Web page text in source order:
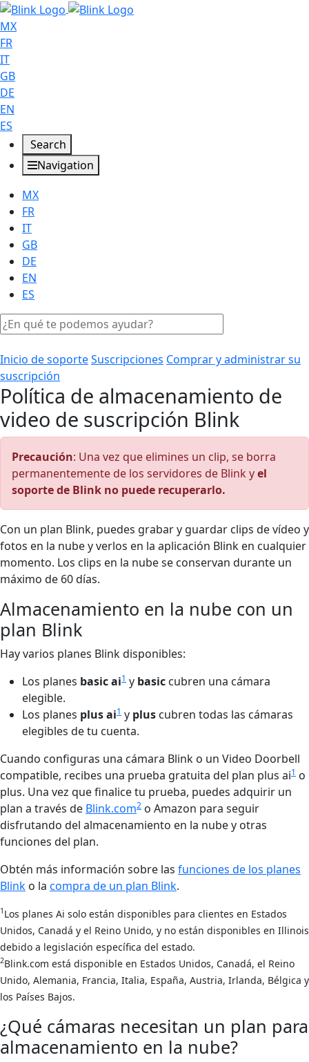
MX
FR
IT
GB
DE
EN
ES
Search
Navigation
MX
FR
IT
GB
DE
EN
ES
Inicio de soporteSuscripciones Comprar y administrar su
suscripción
Política de almacenamiento de
video de suscripción Blink
Precaución: Una vez que elimines un clip, se borra
permanentemente de los servidores de Blink yel
soporte de Blink no puede recuperarlo.
Con un plan Blink, puedes grabar y guardar clips de vídeo y
fotos en la nube y verlos en la aplicación Blink en cualquier
momento. Los clips en la nube se conservan durante un
máximo de 60 días.
Almacenamiento en la nube con un
plan Blink
Hay varios planes Blink disponibles:
Los planes basic ai1 y basic cubren una cámara
elegible.
Los planes plus ai1 y plus cubren todas las cámaras
elegibles de tu cuenta.
Cuando configuras una cámara Blink o un Video Doorbell
compatible, recibes una prueba gratuita del plan plus ai1 o
plus. Una vez que finalice tu prueba, puedes adquirir un
plan a través de Blink.com2 o Amazon para seguir
disfrutando del almacenamiento en la nube y otras
funciones del plan.
Obtén más información sobre las funciones de los planes
Blink o la compra de un plan Blink.
1 Los planes Ai solo están disponibles para clientes en Estados
Unidos, Canadá y el Reino Unido, y no están disponibles en Illinois
debido a legislación específica del estado.
2Blink.com está disponible en Estados Unidos, Canadá, el Reino
Unido, Alemania, Francia, Italia, España, Austria, Irlanda, Bélgica y
los Países Bajos.
¿Qué cámaras necesitan un plan para
almacenamiento en la nube?